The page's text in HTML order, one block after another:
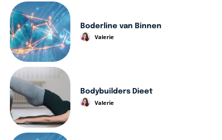
Boderline van Binnen
Valerie
Bodybuilders Dieet
Valerie